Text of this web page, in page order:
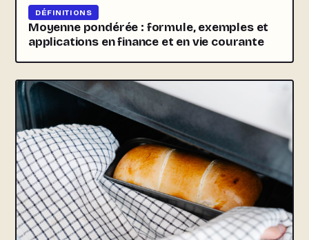
DÉFINITIONS
Moyenne pondérée : formule, exemples et
applications en finance et en vie courante